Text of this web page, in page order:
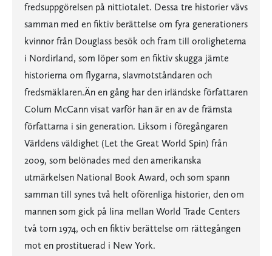
fredsuppgörelsen på nittiotalet. Dessa tre historier vävs
samman med en fiktiv berättelse om fyra generationers
kvinnor från Douglass besök och fram till oroligheterna
i Nordirland, som löper som en fiktiv skugga jämte
historierna om flygarna, slavmotståndaren och
fredsmäklaren.Än en gång har den irländske författaren
Colum McCann visat varför han är en av de främsta
författarna i sin generation. Liksom i föregångaren
Världens väldighet (Let the Great World Spin) från
2009, som belönades med den amerikanska
utmärkelsen National Book Award, och som spann
samman till synes två helt oförenliga historier, den om
mannen som gick på lina mellan World Trade Centers
två torn 1974, och en fiktiv berättelse om rättegången
mot en prostituerad i New York.